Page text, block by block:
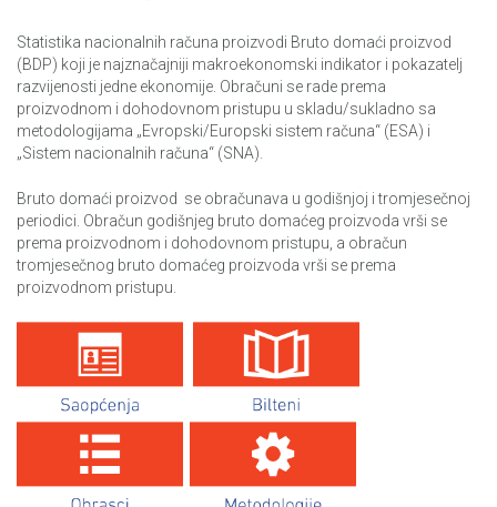
Anketa o potrošnji energije u domaćinstvima/kućanstvima
Mjerenje životnog standarda u BiH (LSMS)
Upotreba informaciono-komunikaciskih tehnologija u
Upotreba informaciono-komunikaciskih tehnologija u
preduzećima,2016
Živjeti u BiH
Anketa o privatnim i poslovnim putovanjima
Statistika nacionalnih računa proizvodi Bruto domaći proizvod
(BDP) koji je najznačajniji makroekonomski indikator i pokazatelj
razvijenosti jedne ekonomije. Obračuni se rade prema
proizvodnom i dohodovnom pristupu u skladu/sukladno sa
metodologijama „Evropski/Europski sistem računa“ (ESA) i
„Sistem nacionalnih računa“ (SNA).
Bruto domaći proizvod se obračunava u godišnjoj i tromjesečnoj
periodici. Obračun godišnjeg bruto domaćeg proizvoda vrši se
prema proizvodnom i dohodovnom pristupu, a obračun
tromjesečnog bruto domaćeg proizvoda vrši se prema
proizvodnom pristupu.